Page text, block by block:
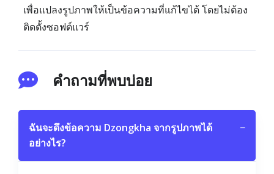
เพื่อแปลงรูปภาพให้เป็นข้อความที่แก้ไขได้ โดยไม่ต้อง
ติดตั้งซอฟต์แวร์
คำถามที่พบบ่อย
ฉันจะดึงข้อความ Dzongkha จากรูปภาพได้
อย่างไร?
−